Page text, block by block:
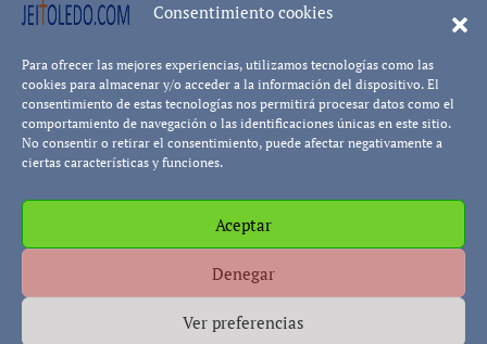
Consentimiento cookies
Para ofrecer las mejores experiencias, utilizamos tecnologías como las
cookies para almacenar y/o acceder a la información del dispositivo. El
consentimiento de estas tecnologías nos permitirá procesar datos como el
comportamiento de navegación o las identificaciones únicas en este sitio.
No consentir o retirar el consentimiento, puede afectar negativamente a
ciertas características y funciones.
Aceptar
Denegar
Ver preferencias
Pablo Blanco Leer
Responsabilidad